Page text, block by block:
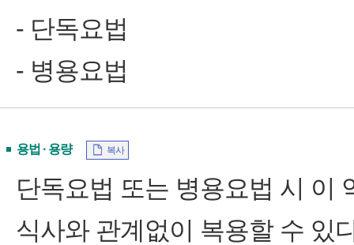
- 단독요법
- 병용요법
용법 · 용량 복사
단독요법 또는 병용요법 시 이
식사와 관계없이 복용할 수 있